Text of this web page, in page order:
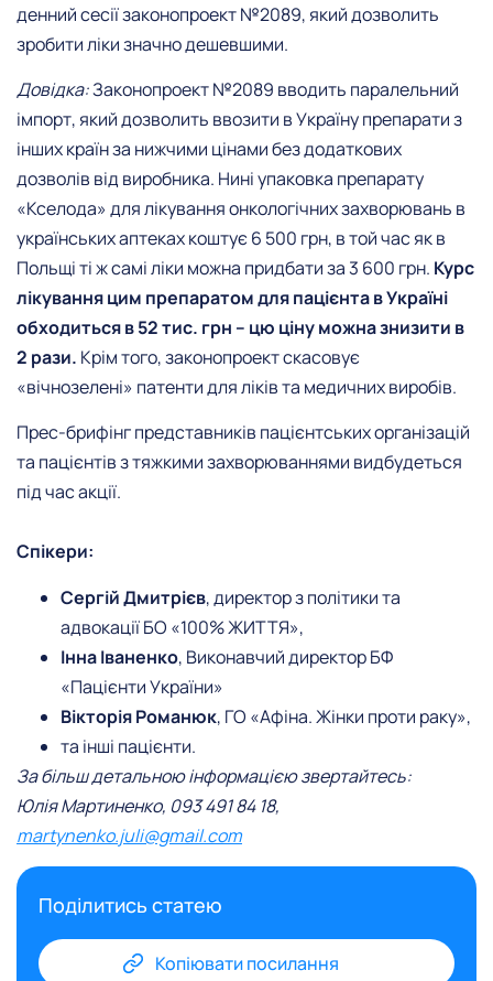
денний сесії законопроект №2089, який дозволить
зробити ліки значно дешевшими.
Довідка:Законопроект №2089 вводить паралельний
імпорт, який дозволить ввозити в Україну препарати з
інших країн за нижчими цінами без додаткових
дозволів від виробника. Нині упаковка препарату
«Кселода» для лікування онкологічних захворювань в
українських аптеках коштує 6 500 грн, в той час як в
Польщі ті ж самі ліки можна придбати за 3 600 грн. Курс
лікування цим препаратом для пацієнта в Україні
обходиться в 52 тис. грн – цю ціну можна знизити в
2 рази. Крім того, законопроект скасовує
«вічнозелені» патенти для ліків та медичних виробів.
Прес-брифінг представників пацієнтських організацій
та пацієнтів з тяжкими захворюваннями видбудеться
під час акції.
Спікери:
Сергій Дмитрієв, директор з політики та
адвокації БО «100% ЖИТТЯ»,
Інна Іваненко, Виконавчий директор БФ
«Пацієнти України»
Вікторія Романюк, ГО «Афіна. Жінки проти раку»,
та інші пацієнти.
За більш детальною інформацією звертайтесь:
Юлія Мартиненко, 093 491 84 18,
martynenko.juli@gmail.com
Поділитись статею
Копіювати посилання